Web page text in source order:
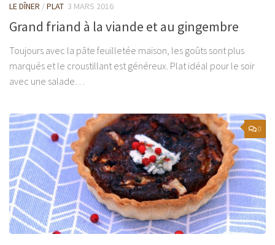
LE DÎNER /PLAT 3 MARS 2016
Grand friand à la viande et au gingembre
Toujours avec la pâte feuilletée maison, les goûts sont plus
marqués et le croustillant est généreux. Plat idéal pour le soir
avec une salade…
0